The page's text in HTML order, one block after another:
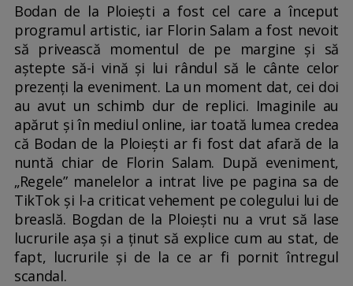
Bodan de la Ploiești a fost cel care a început
programul artistic, iar Florin Salam a fost nevoit
să privească momentul de pe margine și să
aștepte să-i vină și lui rândul să le cânte celor
prezenți la eveniment. La un moment dat, cei doi
au avut un schimb dur de replici. Imaginile au
apărut și în mediul online, iar toată lumea credea
că Bodan de la Ploiești ar fi fost dat afară de la
nuntă chiar de Florin Salam. După eveniment,
„Regele” manelelor a intrat live pe pagina sa de
TikTok și l-a criticat vehement pe colegului lui de
breaslă. Bogdan de la Ploiești nu a vrut să lase
lucrurile așa și a ținut să explice cum au stat, de
fapt, lucrurile și de la ce ar fi pornit întregul
scandal.